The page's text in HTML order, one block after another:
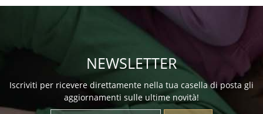
NEWSLETTER
Iscriviti per ricevere direttamente nella tua casella di posta gli
aggiornamenti sulle ultime novità!